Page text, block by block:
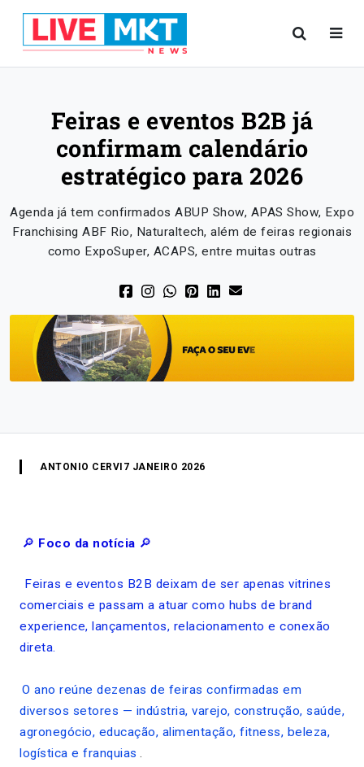
Feiras e eventos B2B já
confirmam calendário
estratégico para 2026
Agenda já tem confirmados ABUP Show, APAS Show, Expo
Franchising ABF Rio, Naturaltech, além de feiras regionais
como ExpoSuper, ACAPS, entre muitas outras
ANTONIO CERVI 7 JANEIRO 2026
🔎 Foco da notícia 🔎
Feiras e eventos B2B deixam de ser apenas vitrines
comerciais e passam a atuar como hubs de brand
experience, lançamentos, relacionamento e conexão
direta.
O ano reúne dezenas de feiras confirmadas em
diversos setores — indústria, varejo, construção, saúde,
agronegócio, educação, alimentação, fitness, beleza,
logística e franquias .